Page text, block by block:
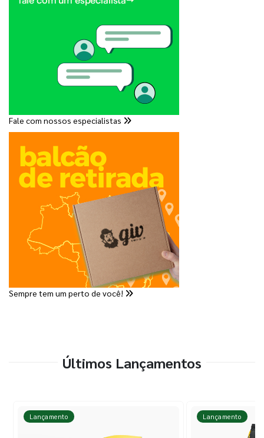
Fale com nossos especialistas
Sempre tem um perto de você!
Últimos Lançamentos
Lançamento Lançamento